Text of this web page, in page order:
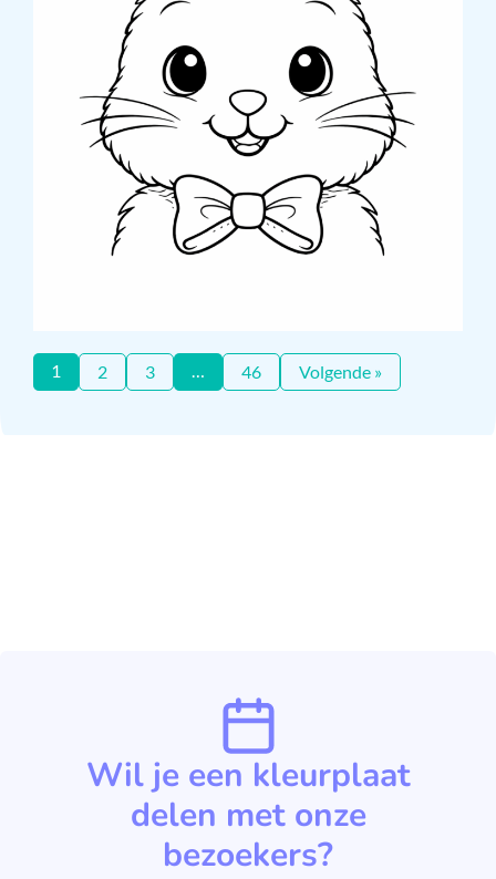
1 2 3 … 46 Volgende »
Wil je een kleurplaat
delen met onze
bezoekers?